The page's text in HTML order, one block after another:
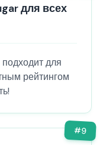
для всех
для
рейтингом
#9